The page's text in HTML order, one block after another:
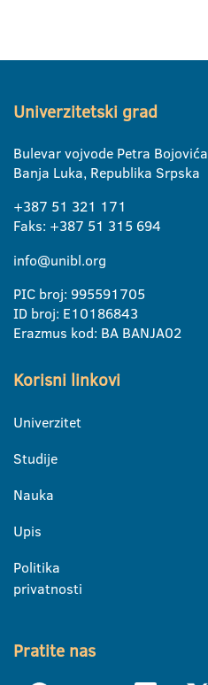
Univerzitetski grad
Bulevar vojvode Petra Bojovića
Banja Luka, Republika Srpska
+387 51 321 171
Faks: +387 51 315 694
info@unibl.org
PIC broj: 995591705
ID broj: E10186843
Erazmus kod: BA BANJA02
Korisni linkovi
Univerzitet
Studije
Nauka
Upis
Politika
privatnosti
Pratite nas